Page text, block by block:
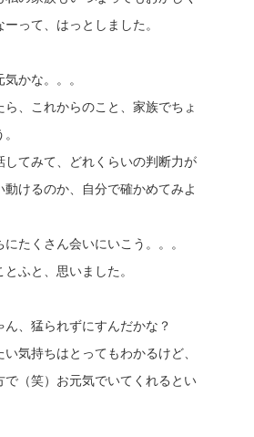
って、はっとしました。
かな。。。
、これからのこと、家族でちょ
してみて、どれくらいの判断力が
動けるのか、自分で確かめてみよ
たくさん会いにいこう。。。
ふと、思いました。
、猛られずにすんだかな？
気持ちはとってもわかるけど、
で（笑）お元気でいてくれるとい